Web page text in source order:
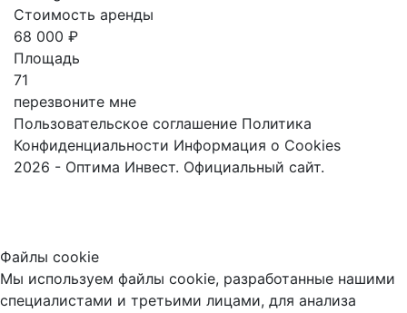
Стоимость аренды
68 000 ₽
Площадь
71
перезвоните мне
Пользовательское соглашение Политика
Конфиденциальности Информация о Cookies
2026 - Оптима Инвест. Официальный сайт.
Файлы cookie
Мы используем файлы cookie, разработанные нашими
специалистами и третьими лицами, для анализа